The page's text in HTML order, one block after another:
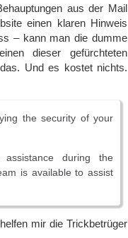
aus der Mail
einen klaren Hinweis
– kann man die dumme
dieser gefürchteten
Und es kostet nichts.
the security of your
during the
is available to assist
mir die Trickbetrüger